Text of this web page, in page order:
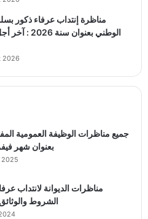
مناظرة إنتداب عرفاء ذكور
2026
جميع مناظرات الوظيفة العمومية
بعنوان شهر فيفري
2025
مناظرات الديوانة لانتداب
الشروط